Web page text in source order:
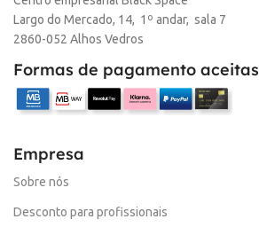
Largo do Mercado, 14, 1º andar, sala 7
2860-052 Alhos Vedros
Formas de pagamento aceitas
Empresa
Sobre nós
Desconto para profissionais